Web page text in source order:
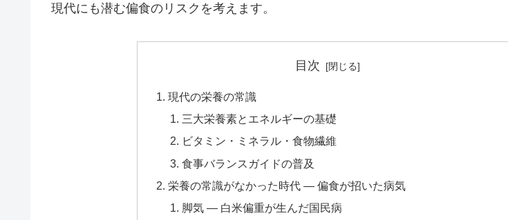
現代にも潜む偏食のリスクを考えます。
目次
現代の栄養の常識
三大栄養素とエネルギーの基礎
ビタミン・ミネラル・食物繊維
食事バランスガイドの普及
栄養の常識がなかった時代 ― 偏食が招いた病気
脚気 ― 白米偏重が生んだ国民病